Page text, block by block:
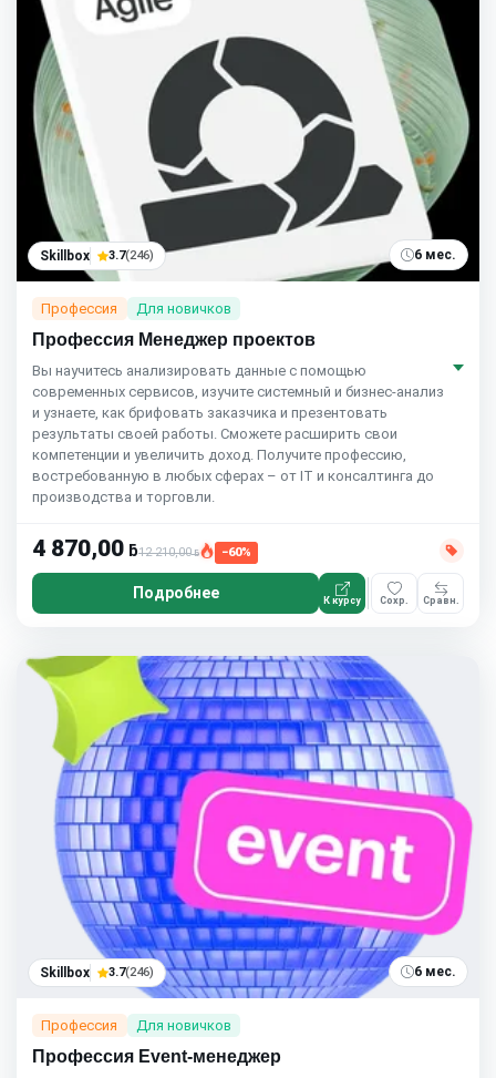
Skillbox 3.7(246) 6 мес.
Профессия Для новичков
Профессия Менеджер проектов
Вы научитесь анализировать данные с помощью
современных сервисов, изучите системный и бизнес-анализ
и узнаете, как брифовать заказчика и презентовать
результаты своей работы. Сможете расширить свои
компетенции и увеличить доход. Получите профессию,
востребованную в любых сферах – от IT и консалтинга до
производства и торговли.
4 870,00 ƃ12 210,00ƃ −60%
Подробнее К курсу Сохр. Сравн.
Skillbox 3.7(246) 6 мес.
Профессия Для новичков
Профессия Event-менеджер